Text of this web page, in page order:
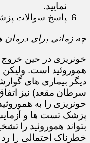
نمایید.
پاسخ سوالات
چه زمانی برای درمان
خونریزی در حین
هموروئید است. ولیکن
دیگر بیماری های
سرطان مقعد) نیز
خونریزی را به
پزشک تست ها و
بتواند هموروئید را
خطرناک احتمالی را رد